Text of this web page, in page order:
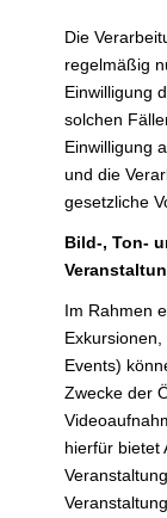
Die
regelmäßig
Einwilligung
solchen
Einwilligung
und die
gesetzliche
Bild-, Ton-
Im Rahmen
Events)
Zwecke der
hierfür bietet